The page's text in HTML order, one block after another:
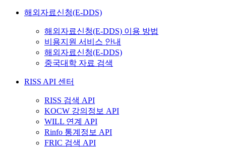
해외자료신청(E-DDS)
해외자료신청(E-DDS) 이용 방법
비용지원 서비스 안내
해외자료신청(E-DDS)
중국대학 자료 검색
RISS API 센터
RISS 검색 API
KOCW 강의정보 API
WILL 연계 API
Rinfo 통계정보 API
FRIC 검색 API